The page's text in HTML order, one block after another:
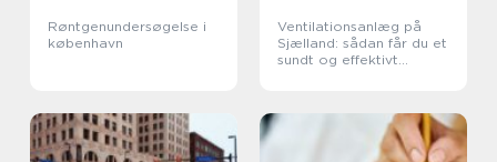
Røntgenundersøgelse i
københavn
Ventilationsanlæg på
Sjælland: sådan får du et
sundt og effektivt